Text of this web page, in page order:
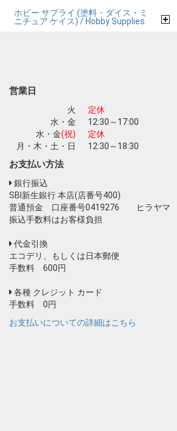
ホビー サプライ (塗料・ダイス・ミ
ニチュア ケイス) / Hobby Supplies
営業日
火
定休
水・金
12:30～17:00
水・金(祝)
定休
月・木・土・日
12:30～18:30
お支払い方法
銀行振込
SBI新生銀行 本店(店番号400)
普通預金 口座番号0419276 ヒラヤマ
振込手数料はお客様負担
代金引換
エコデリ、もしくは日本郵便
手数料 600円
各種 クレジット カード
手数料 0円
お支払いについての詳細はこちら